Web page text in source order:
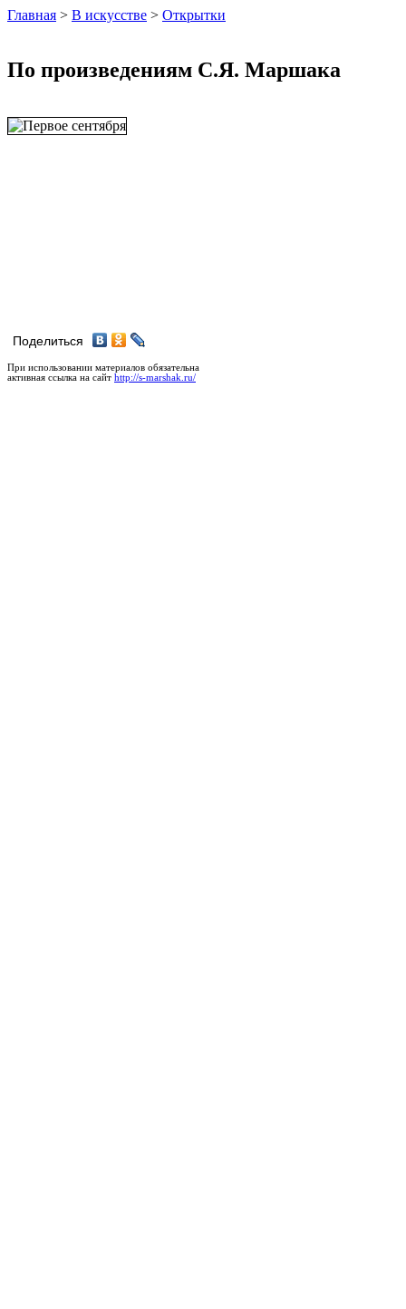
Главная > В искусстве > Открытки
По произведениям С.Я. Маршака
Поделиться
При использовании материалов обязательна
активная ссылка на сайт http://s-marshak.ru/